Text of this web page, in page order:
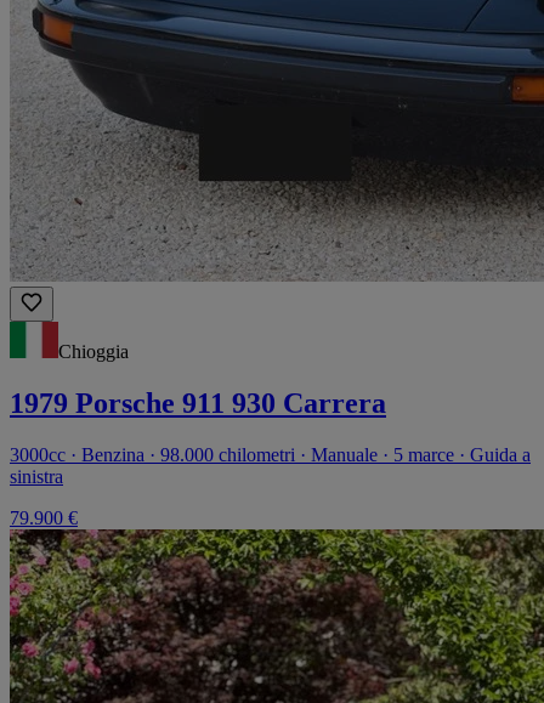
Chioggia
1979 Porsche 911 930 Carrera
3000cc · Benzina · 98.000 chilometri · Manuale · 5 marce · Guida a
sinistra
79.900 €